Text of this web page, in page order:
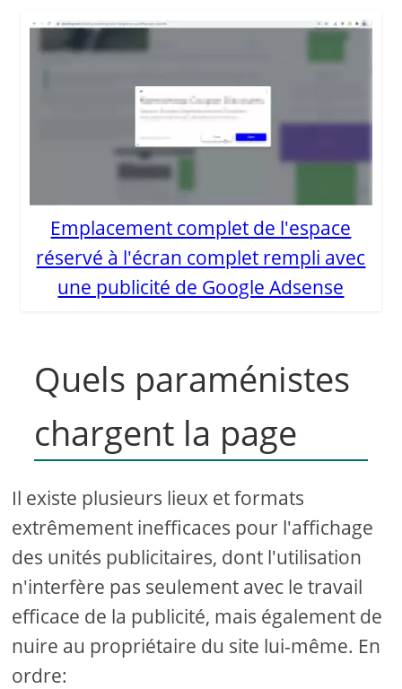
Emplacement complet de l'espace
réservé à l'écran complet rempli avec
une publicité de Google Adsense
Quels paraménistes
chargent la page
Il existe plusieurs lieux et formats
extrêmement inefficaces pour l'affichage
des unités publicitaires, dont l'utilisation
n'interfère pas seulement avec le travail
efficace de la publicité, mais également de
nuire au propriétaire du site lui-même. En
ordre: